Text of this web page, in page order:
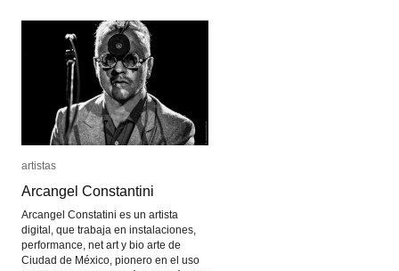
de
Parsons
de
Parsons
artistas
Arcangel Constantini
Arcangel Constatini es un artista
digital, que trabaja en instalaciones,
performance, net art y bio arte de
Ciudad de México, pionero en el uso
artistas
Arcangel Constantini